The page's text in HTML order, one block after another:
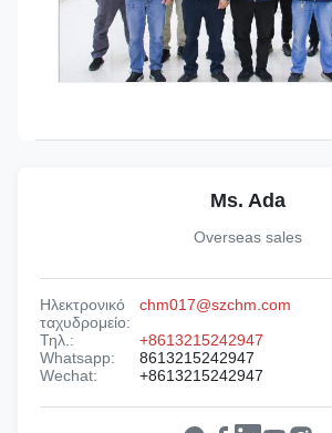
Ms. Ada
Overseas sales
Ηλεκτρονικό
ταχυδρομείο:
chm017@szchm.com
Τηλ.:
+8613215242947
Whatsapp:
8613215242947
Wechat:
+8613215242947